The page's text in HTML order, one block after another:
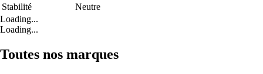
Stabilité
Neutre
Loading...
Loading...
Toutes nos marques